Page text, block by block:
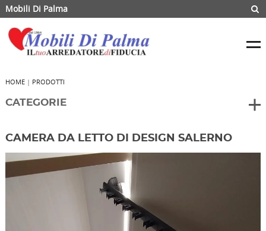
Mobili Di Palma
HOME| PRODOTTI
CATEGORIE
CAMERA DA LETTO DI DESIGN SALERNO